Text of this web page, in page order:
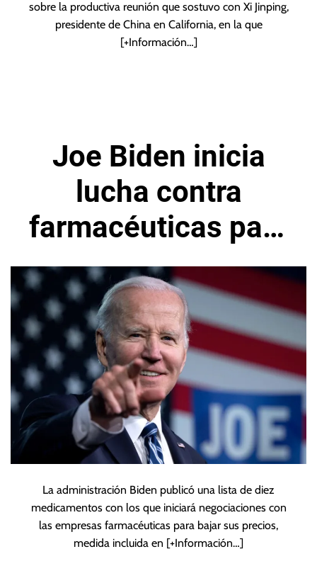
sobre la productiva reunión que sostuvo con Xi Jinping,
presidente de China en California, en la que
[+Información…]
Joe Biden inicia
lucha contra
farmacéuticas para
bajar precios de
medicamentos
La administración Biden publicó una lista de diez
medicamentos con los que iniciará negociaciones con
las empresas farmacéuticas para bajar sus precios,
medida incluida en [+Información…]